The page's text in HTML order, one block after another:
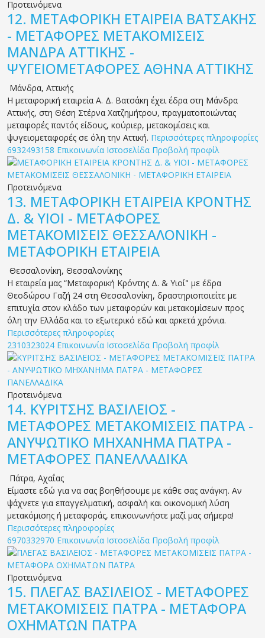
Προτεινόμενα
12. ΜΕΤΑΦΟΡΙΚΗ ΕΤΑΙΡΕΙΑ ΒΑΤΣΑΚΗΣ
- ΜΕΤΑΦΟΡΕΣ ΜΕΤΑΚΟΜΙΣΕΙΣ
ΜΑΝΔΡΑ ΑΤΤΙΚΗΣ -
ΨΥΓΕΙΟΜΕΤΑΦΟΡΕΣ ΑΘΗΝΑ ΑΤΤΙΚΗΣ
Μάνδρα, Αττικής
Η μεταφορική εταιρεία Α. Δ. Βατσάκη έχει έδρα στη Μάνδρα
Αττικής, στη Θέση Στέρνα Χατζημήτρου, πραγματοποιώντας
μεταφορές παντός είδους, κούριερ, μετακομίσεις και
ψυγειομεταφορές σε όλη την Αττική. Περισσότερες πληροφορίες
6932493158 Επικοινωνία Ιστοσελίδα Προβολή προφίλ
Προτεινόμενα
13. ΜΕΤΑΦΟΡΙΚΗ ΕΤΑΙΡΕΙΑ ΚΡΟΝΤΗΣ
Δ. & ΥΙΟΙ - ΜΕΤΑΦΟΡΕΣ
ΜΕΤΑΚΟΜΙΣΕΙΣ ΘΕΣΣΑΛΟΝΙΚΗ -
ΜΕΤΑΦΟΡΙΚΗ ΕΤΑΙΡΕΙΑ
Θεσσαλονίκη, Θεσσαλονίκης
Η εταιρεία μας “Μεταφορική Κρόντης Δ. & Υιοί" με έδρα
Θεοδώρου Γαζή 24 στη Θεσσαλονίκη, δραστηριοποιείτε με
επιτυχία στον κλάδο των μεταφορών και μετακομίσεων προς
όλη την Ελλάδα και το εξωτερικό εδώ και αρκετά χρόνια.
Περισσότερες πληροφορίες
2310323024 Επικοινωνία Ιστοσελίδα Προβολή προφίλ
Προτεινόμενα
14. ΚΥΡΙΤΣΗΣ ΒΑΣΙΛΕΙΟΣ -
ΜΕΤΑΦΟΡΕΣ ΜΕΤΑΚΟΜΙΣΕΙΣ ΠΑΤΡΑ -
ΑΝΥΨΩΤΙΚΟ ΜΗΧΑΝΗΜΑ ΠΑΤΡΑ -
ΜΕΤΑΦΟΡΕΣ ΠΑΝΕΛΛΑΔΙΚΑ
Πάτρα, Αχαΐας
Είμαστε εδώ για να σας βοηθήσουμε με κάθε σας ανάγκη. Αν
ψάχνετε για επαγγελματική, ασφαλή και οικονομική λύση
μετακόμισης ή μεταφοράς, επικοινωνήστε μαζί μας σήμερα!
Περισσότερες πληροφορίες
6970332970 Επικοινωνία Ιστοσελίδα Προβολή προφίλ
Προτεινόμενα
15. ΠΛΕΓΑΣ ΒΑΣΙΛΕΙΟΣ - ΜΕΤΑΦΟΡΕΣ
ΜΕΤΑΚΟΜΙΣΕΙΣ ΠΑΤΡΑ - ΜΕΤΑΦΟΡΑ
ΟΧΗΜΑΤΩΝ ΠΑΤΡΑ